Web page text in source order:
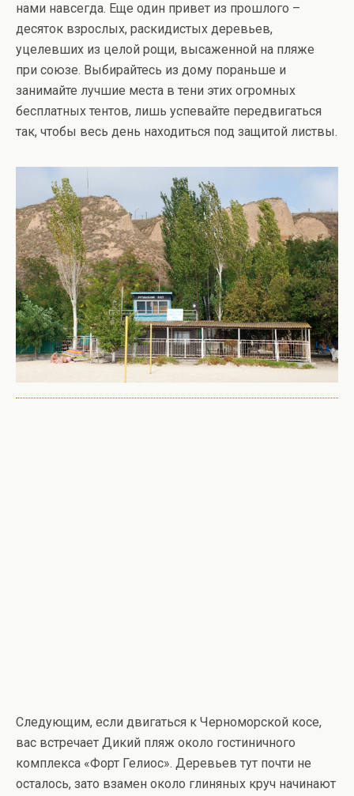
нами навсегда. Еще один привет из прошлого –
десяток взрослых, раскидистых деревьев,
уцелевших из целой рощи, высаженной на пляже
при союзе. Выбирайтесь из дому пораньше и
занимайте лучшие места в тени этих огромных
бесплатных тентов, лишь успевайте передвигаться
так, чтобы весь день находиться под защитой листвы.
Следующим, если двигаться к Черноморской косе,
вас встречает Дикий пляж около гостиничного
комплекса «Форт Гелиос». Деревьев тут почти не
осталось, зато взамен около глиняных круч начинают